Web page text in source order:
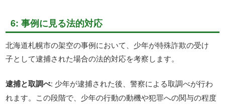
6: 事例に見る法的対応
北海道札幌市の架空の事例において、少年が特殊詐欺の受け
子として逮捕された場合の法的対応を考察します。
逮捕と取調べ: 少年が逮捕された後、警察による取調べが行わ
れます。この段階で、少年の行動の動機や犯罪への関与の程度